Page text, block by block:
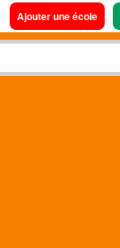
Ajouter une école